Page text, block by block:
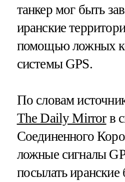
танкер мог быть
иранские
помощью ложных
системы GPS.
По словам
The Daily Mirrorв
Соединенного
ложные сигналы
посылать иранские